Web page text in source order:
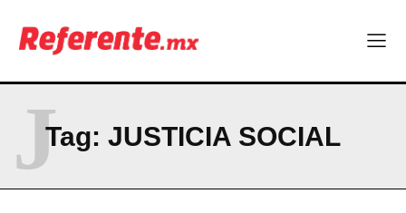
Tag: JUSTICIA SOCIAL
J